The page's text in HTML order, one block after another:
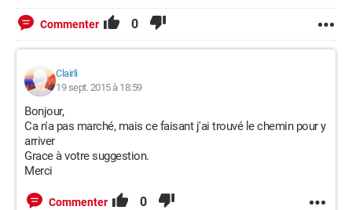
Commenter 0
Clairli
19 sept. 2015 à 18:59
Bonjour,
Ca n'a pas marché, mais ce faisant j'ai trouvé le chemin pour y
arriver
Grace à votre suggestion.
Merci
Commenter 0